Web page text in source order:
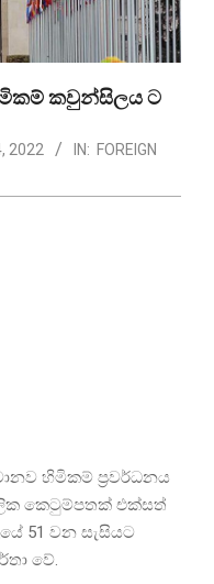
කවුන්සිලය ට
2022 IN: FOREIGN
හිමිකම් ප්‍රවර්ධනය
කෙටුම්පතක් එක්සත්
51 වන සැසියට
වේ.